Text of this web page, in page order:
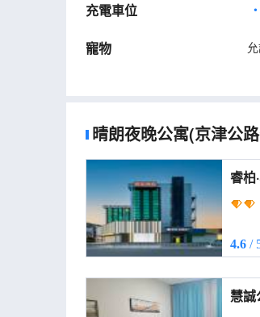
充電車位 •
寵物
晴朗夜晚公寓(京津公
睿柏·
4.6 /